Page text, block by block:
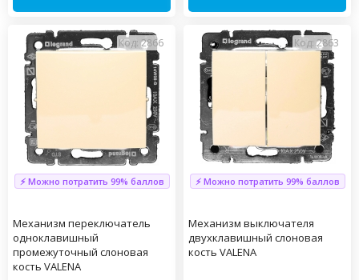
Код: 2866
⚡ Можно потратить 99% баллов
Механизм переключатель
одноклавишный
промежуточный слоновая
кость VALENA
Код: 2863
⚡ Можно потратить 99% баллов
Механизм выключателя
двухклавишный слоновая
кость VALENA